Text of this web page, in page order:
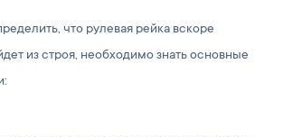
что рулевая рейка вскоре
из строя, необходимо знать основные